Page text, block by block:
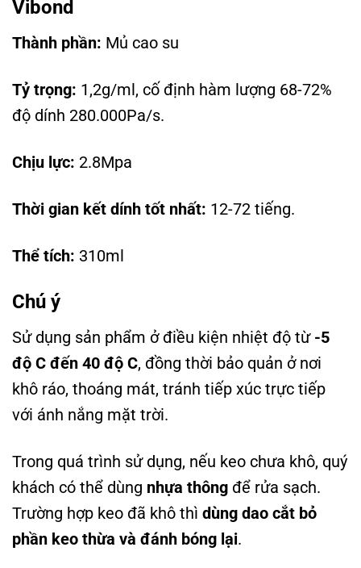
Vibond
Thành phần: Mủ cao su
Tỷ trọng: 1,2g/ml, cố định hàm lượng 68-72%
độ dính 280.000Pa/s.
Chịu lực: 2.8Mpa
Thời gian kết dính tốt nhất: 12-72 tiếng.
Thể tích: 310ml
Chú ý
Sử dụng sản phẩm ở điều kiện nhiệt độ từ -5
độ C đến 40 độ C, đồng thời bảo quản ở nơi
khô ráo, thoáng mát, tránh tiếp xúc trực tiếp
với ánh nắng mặt trời.
Trong quá trình sử dụng, nếu keo chưa khô, quý
khách có thể dùng nhựa thông để rửa sạch.
Trường hợp keo đã khô thì dùng dao cắt bỏ
phần keo thừa và đánh bóng lại.